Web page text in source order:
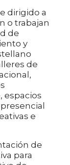
dirigido a
o trabajan
de
y
de
espacios
e
de
para